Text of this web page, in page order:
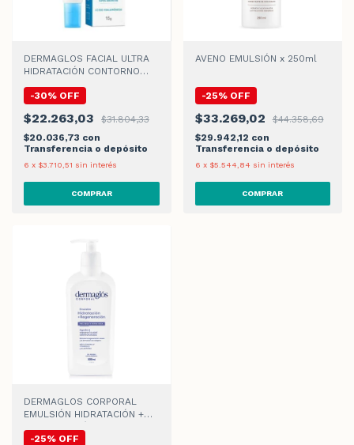
DERMAGLOS FACIAL ULTRA
HIDRATACIÓN CONTORNO
-30% OFF
$22.263,03
$31.804,33
$20.036,73 con
Transferencia o depósito
6 x $3.710,51 sin interés
AVENO EMULSIÓN x 250ml
-25% OFF
$33.269,02
$44.358,69
$29.942,12 con
Transferencia o depósito
6 x $5.544,84 sin interés
DERMAGLOS CORPORAL
EMULSIÓN HIDRATACIÓN +
-25% OFF